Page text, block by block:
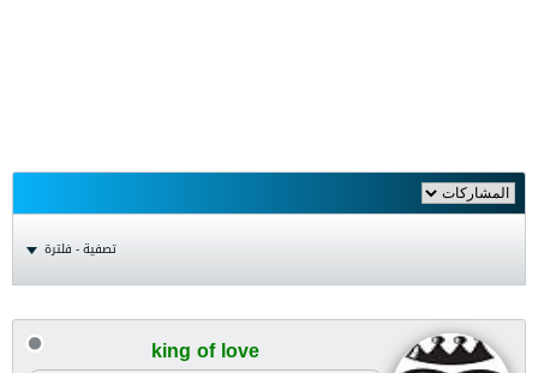
تصفية - فلترة
king of love